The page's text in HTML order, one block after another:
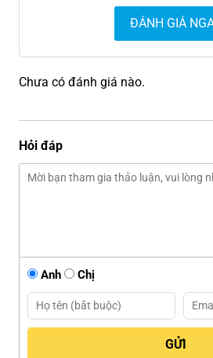
ĐÁNH GIÁ
Chưa có đánh giá nào.
Hỏi đáp
Anh Chị